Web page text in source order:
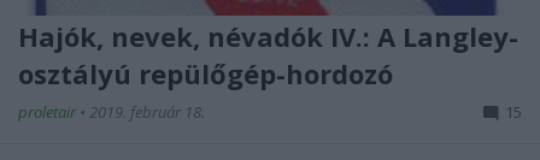
Hajók, nevek, névadók IV.: A Langley-
osztályú repülőgép-hordozó
proletair • 2019. február 18. 15